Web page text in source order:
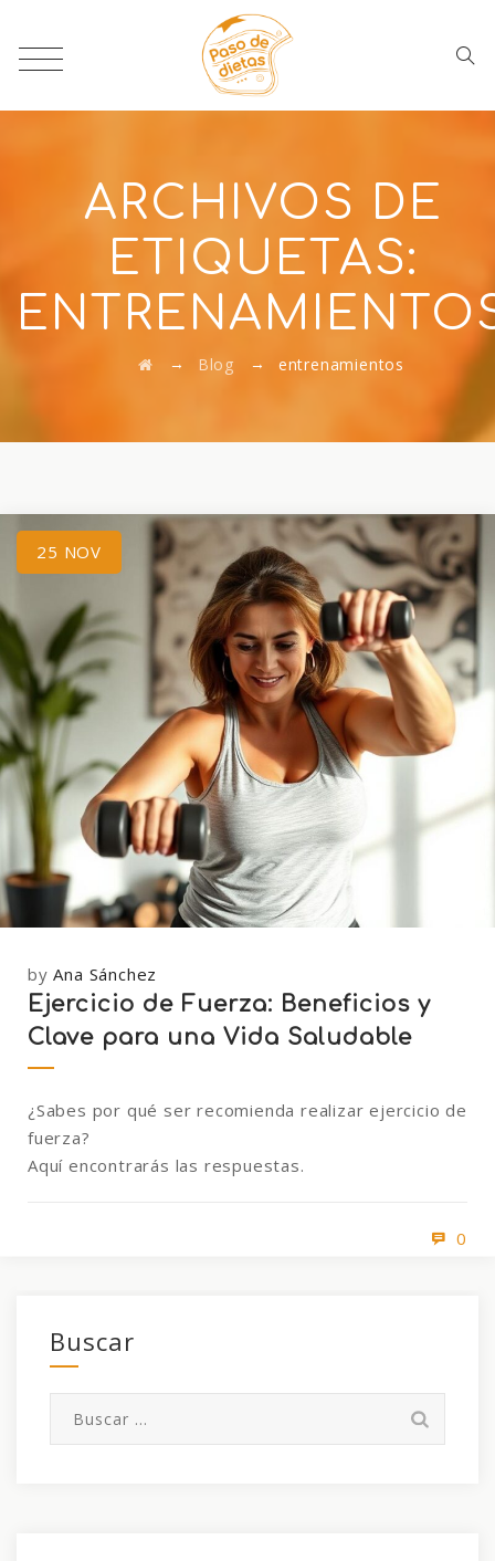
ARCHIVOS DE
ETIQUETAS:
→ Blog → entrenamientos
25 NOV
byAna Sánchez
Ejercicio de Fuerza: Beneficios y
Clave para una Vida Saludable
¿Sabes por qué ser recomienda realizar ejercicio de
fuerza?
Aquí encontrarás las respuestas.
0
Buscar